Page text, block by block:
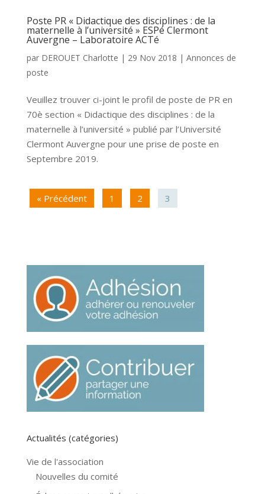
Poste PR « Didactique des disciplines : de la
maternelle à l’université » ESPé Clermont
Auvergne – Laboratoire ACTé
par DEROUET Charlotte | 29 Nov 2018 | Annonces de
poste
Veuillez trouver ci-joint le profil de poste de PR en
70è section « Didactique des disciplines : de la
maternelle à l’université » publié par l’Université
Clermont Auvergne pour une prise de poste en
Septembre 2019.
« Précédent 1 2 3
Actualités (catégories)
Vie de l'association
Nouvelles du comité